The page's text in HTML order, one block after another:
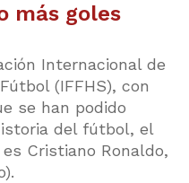
más goles
Internacional de
(IFFHS), con
se han podido
del fútbol, el
Cristiano Ronaldo,